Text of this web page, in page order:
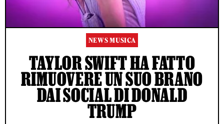
NEWS MUSICA
TAYLOR SWIFT HA FATTO
RIMUOVERE UN SUO BRANO
DAI SOCIAL DI DONALD
TRUMP